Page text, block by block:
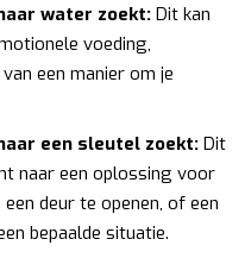
water zoekt:Dit kan
voeding,
een manier om je
een sleutel zoekt: Dit
naar een oplossing voor
deur te openen, of een
bepaalde situatie.